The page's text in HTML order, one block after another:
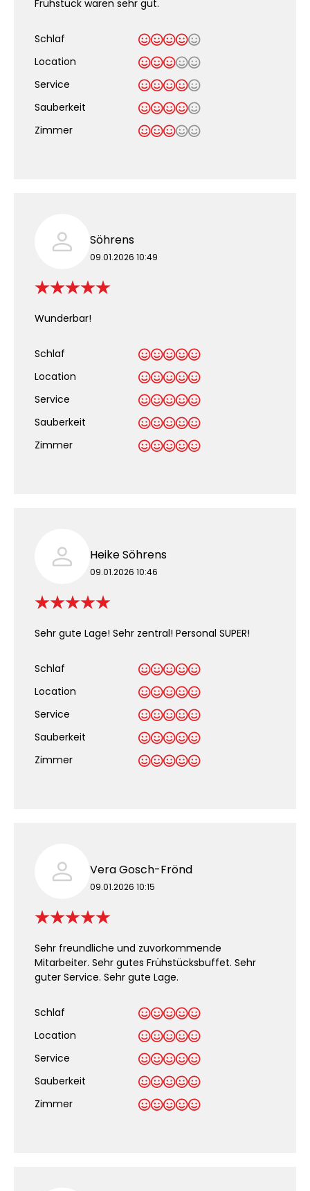
Frühstück waren sehr gut.
Schlaf
Location
Service
Sauberkeit
Zimmer
Söhrens
09.01.2026 10:49
Wunderbar!
Schlaf
Location
Service
Sauberkeit
Zimmer
Heike Söhrens
09.01.2026 10:46
Sehr gute Lage! Sehr zentral! Personal SUPER!
Schlaf
Location
Service
Sauberkeit
Zimmer
Vera Gosch-Frönd
09.01.2026 10:15
Sehr freundliche und zuvorkommende
Mitarbeiter. Sehr gutes Frühstücksbuffet. Sehr
guter Service. Sehr gute Lage.
Schlaf
Location
Service
Sauberkeit
Zimmer